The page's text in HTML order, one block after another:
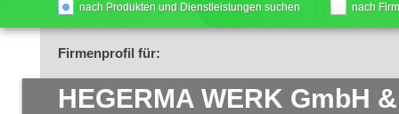
nach Produkten und Dienstleistungen suchen nach
Firmenprofil für:
HEGERMA WERK GmbH